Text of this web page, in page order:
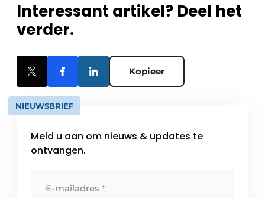
Interessant artikel? Deel het
verder.
Kopieer
NIEUWSBRIEF
Meld u aan om nieuws & updates te
ontvangen.